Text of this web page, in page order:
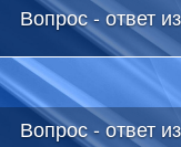
Вопрос - ответ
Вопрос - ответ